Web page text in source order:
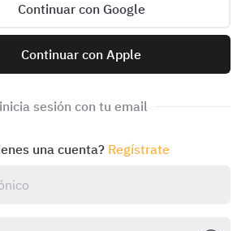
Continuar con Google
Continuar con Apple
sesión con tu email
una cuenta? Regístrate